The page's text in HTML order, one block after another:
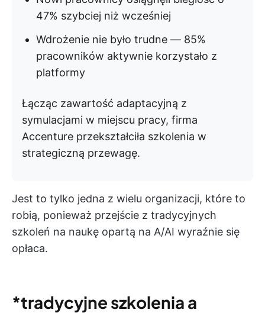
47% szybciej niż wcześniej
Wdrożenie nie było trudne — 85%
pracowników aktywnie korzystało z
platformy
Łącząc zawartość adaptacyjną z
symulacjami w miejscu pracy, firma
Accenture przekształciła szkolenia w
strategiczną przewagę.
Jest to tylko jedna z wielu organizacji, które to
robią, ponieważ przejście z tradycyjnych
szkoleń na naukę opartą na A/AI wyraźnie się
opłaca.
*tradycyjne szkolenia a